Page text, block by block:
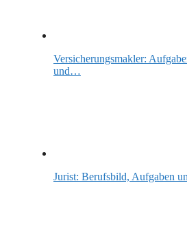
Versicherungsmakler:
und…
Jurist: Berufsbild, Aufgaben